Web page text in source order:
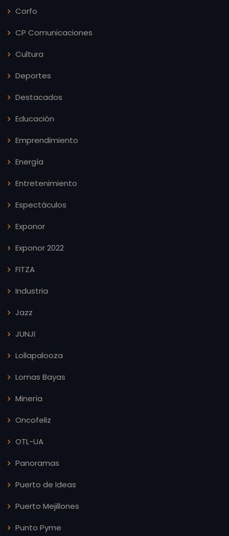
Corfo
CP Comunicaciones
Cultura
Deportes
Destacados
Educación
Emprendimiento
Energía
Entretenimiento
Espectáculos
Exponor
Exponor 2022
FITZA
Industria
Jazz
JUNJI
Lollapalooza
Lomas Bayas
Minería
Oncofeliz
OTL-UA
Panoramas
Puerto de Ideas
Puerto Mejillones
Punto Pyme